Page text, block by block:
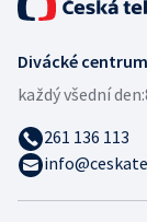
Divácké centrum
každý všední den:
261 136 113